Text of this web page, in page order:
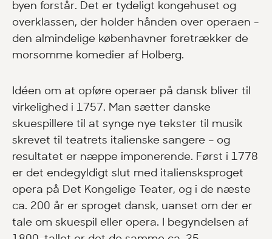
byen forstår. Det er tydeligt kongehuset og
overklassen, der holder hånden over operaen -
den almindelige københavner foretrækker de
morsomme komedier af Holberg.
Idéen om at opføre operaer på dansk bliver til
virkelighed i 1757. Man sætter danske
skuespillere til at synge nye tekster til musik
skrevet til teatrets italienske sangere – og
resultatet er næppe imponerende. Først i 1778
er det endegyldigt slut med italiensksproget
opera på Det Kongelige Teater, og i de næste
ca. 200 år er sproget dansk, uanset om der er
tale om skuespil eller opera. I begyndelsen af